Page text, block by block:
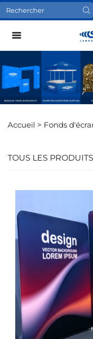
Accueil > Fonds
TOUS LES PRODUITS